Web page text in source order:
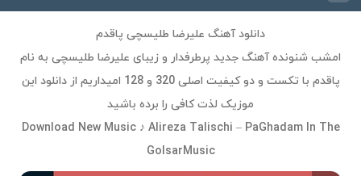
دانلود آهنگ علیرضا طلیسچی پاقدم
امشب شنونده آهنگ جدید پرطرفدار و زیبای علیرضا طلیسچی به نام
پاقدم با تکست و دو کیفیت اصلی 320 و 128 امیداریم از دانلود این
موزیک لذت کافی را برده باشید
Download New Music ♪ Alireza Talischi – PaGhadam In The
GolsarMusic